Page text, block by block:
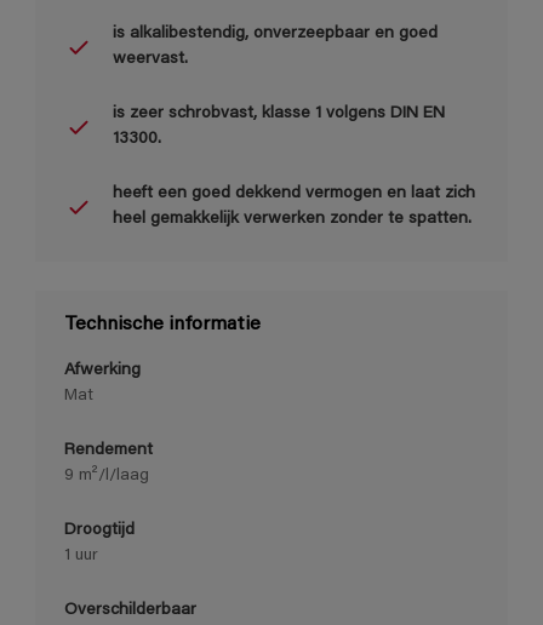
is alkalibestendig, onverzeepbaar en goed
weervast.
is zeer schrobvast, klasse 1 volgens DIN EN
13300.
heeft een goed dekkend vermogen en laat zich
heel gemakkelijk verwerken zonder te spatten.
Technische informatie
Afwerking
Mat
Rendement
9 m²/l/laag
Droogtijd
1 uur
Overschilderbaar